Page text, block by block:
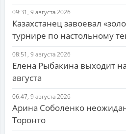
09:31, 9 августа 2026
Казахстанец завоевал
турнире по настольному
08:51, 9 августа 2026
Елена Рыбакина выходит
августа
06:47, 9 августа 2026
Арина Соболенко
Торонто